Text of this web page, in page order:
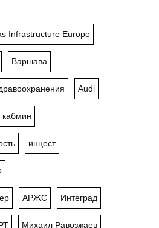
Infrastructure Europe
Варшава
Audi
кабмин
инцест
АРЖС Интеград
Михаил Равозжаев